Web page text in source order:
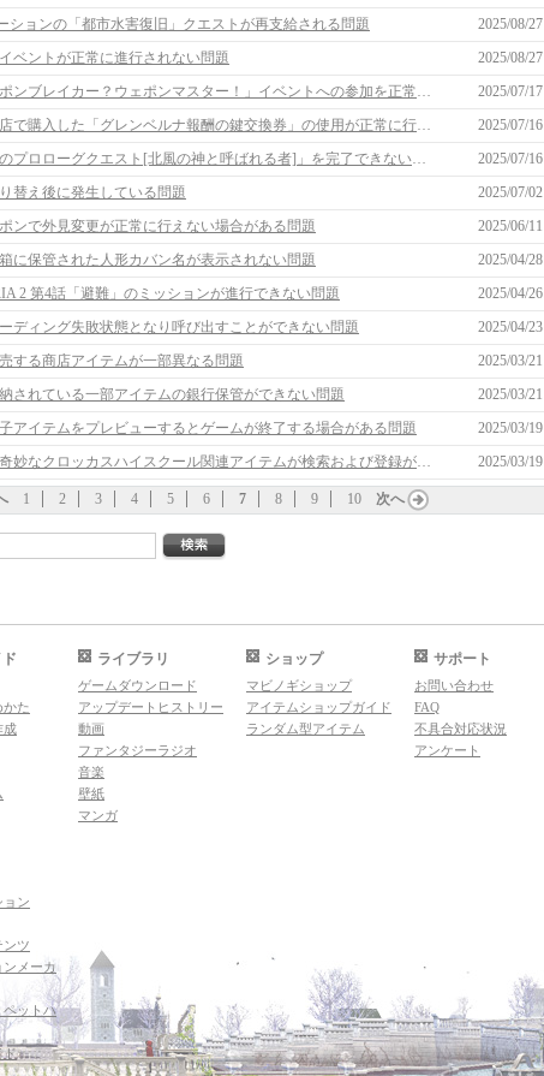
ションの「都市水害復旧」クエストが再支給される問題
2025/08/27
ベントが正常に進行されない問題
2025/08/27
【追記】「ウェポンブレイカー？ウェポンマスター！」イベントへの参加を正常に行えない問題(7/17 16:05追記)
2025/07/17
フィデルマの商店で購入した「グレンベルナ報酬の鍵交換券」の使用が正常に行えない問題
2025/07/16
「グレンベルナのプロローグクエスト[北風の神と呼ばれる者]」を完了できない問題
2025/07/16
替え後に発生している問題
2025/07/02
ンで外見変更が正常に行えない場合がある問題
2025/06/11
に保管された人形カバン名が表示されない問題
2025/04/28
2 第4話「避難」のミッションが進行できない問題
2025/04/26
ディング失敗状態となり呼び出すことができない問題
2025/04/23
する商店アイテムが一部異なる問題
2025/03/21
されている一部アイテムの銀行保管ができない問題
2025/03/21
アイテムをプレビューするとゲームが終了する場合がある問題
2025/03/19
競売場において奇妙なクロッカスハイスクール関連アイテムが検索および登録ができない問題
2025/03/19
1 2 3 4 5 6 7 8 9 10 次へ
かた
成
ョン
ンツ
ンメーカ
ペットハ
ド
ライブラリ
ゲームダウンロード
アップデートヒストリー
動画
ファンタジーラジオ
音楽
壁紙
マンガ
ショップ
マビノギショップ
アイテムショップガイド
ランダム型アイテム
サポート
お問い合わせ
FAQ
不具合対応状況
アンケート